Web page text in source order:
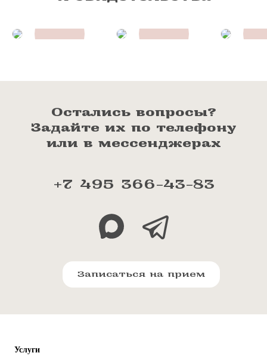
Остались вопросы?
Задайте их по телефону
или в мессенджерах
+7 495 366-43-83
Записаться на прием
Услуги